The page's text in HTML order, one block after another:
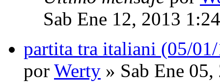
Sab Ene 12, 2013
partita tra italiani (05/
por Werty » Sab Ene